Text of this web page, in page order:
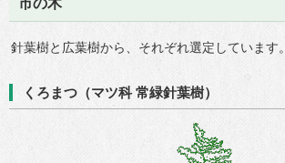
針葉樹と広葉樹から、それぞれ選定しています。
くろまつ（マツ科 常緑針葉樹）